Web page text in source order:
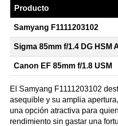
Producto
Samyang F1111203102
Sigma 85mm f/1.4 DG HSM
Canon EF 85mm f/1.8 USM
El Samyang F1111203102
asequible y su amplia
una opción atractiva para
rendimiento sin gastar una